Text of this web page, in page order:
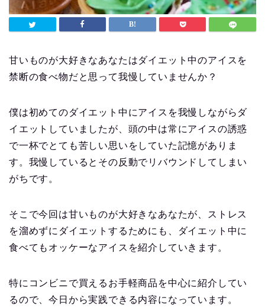
甘いものが大好きなあなたはダイエット中のアイスを
禁断の食べ物だと思って我慢していませんか？
僕は初めてのダイエット中にアイスを我慢しながらダ
イエットしていましたが、頭の中は常にアイスの誘惑
で一杯でとても苦しい思いをしていた記憶がありま
す。我慢しているとその反動でリバウンドしてしまい
がちです。
そこで今回は甘いものが大好きなあなたが、ストレス
を溜めずにダイエットするためにも、ダイエット中に
食べてもオッケーなアイスを紹介していきます。
特にコンビニで買えるお手軽商品を中心に紹介してい
るので、今日から実践できる内容になっています。